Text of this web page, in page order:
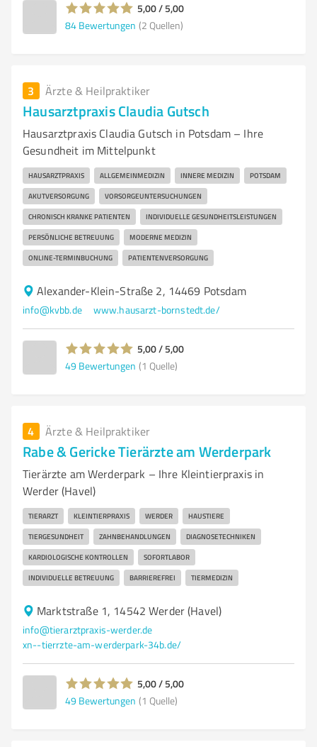
5,00 / 5,00
84 Bewertungen (2 Quellen)
3 Ärzte & Heilpraktiker
Hausarztpraxis Claudia Gutsch
Hausarztpraxis Claudia Gutsch in Potsdam – Ihre
Gesundheit im Mittelpunkt
HAUSARZTPRAXIS ALLGEMEINMEDIZIN INNERE MEDIZIN POTSDAM
AKUTVERSORGUNG VORSORGEUNTERSUCHUNGEN
CHRONISCH KRANKE PATIENTEN INDIVIDUELLE GESUNDHEITSLEISTUNGEN
PERSÖNLICHE BETREUUNG MODERNE MEDIZIN
ONLINE-TERMINBUCHUNG PATIENTENVERSORGUNG
Alexander-Klein-Straße 2, 14469 Potsdam
info@kvbb.de www.hausarzt-bornstedt.de/
5,00 / 5,00
49 Bewertungen (1 Quelle)
4 Ärzte & Heilpraktiker
Rabe & Gericke Tierärzte am Werderpark
Tierärzte am Werderpark – Ihre Kleintierpraxis in
Werder (Havel)
TIERARZT KLEINTIERPRAXIS WERDER HAUSTIERE
TIERGESUNDHEIT ZAHNBEHANDLUNGEN DIAGNOSETECHNIKEN
KARDIOLOGISCHE KONTROLLEN SOFORTLABOR
INDIVIDUELLE BETREUUNG BARRIEREFREI TIERMEDIZIN
Marktstraße 1, 14542 Werder (Havel)
info@tierarztpraxis-werder.de
xn--tierrzte-am-werderpark-34b.de/
5,00 / 5,00
49 Bewertungen (1 Quelle)